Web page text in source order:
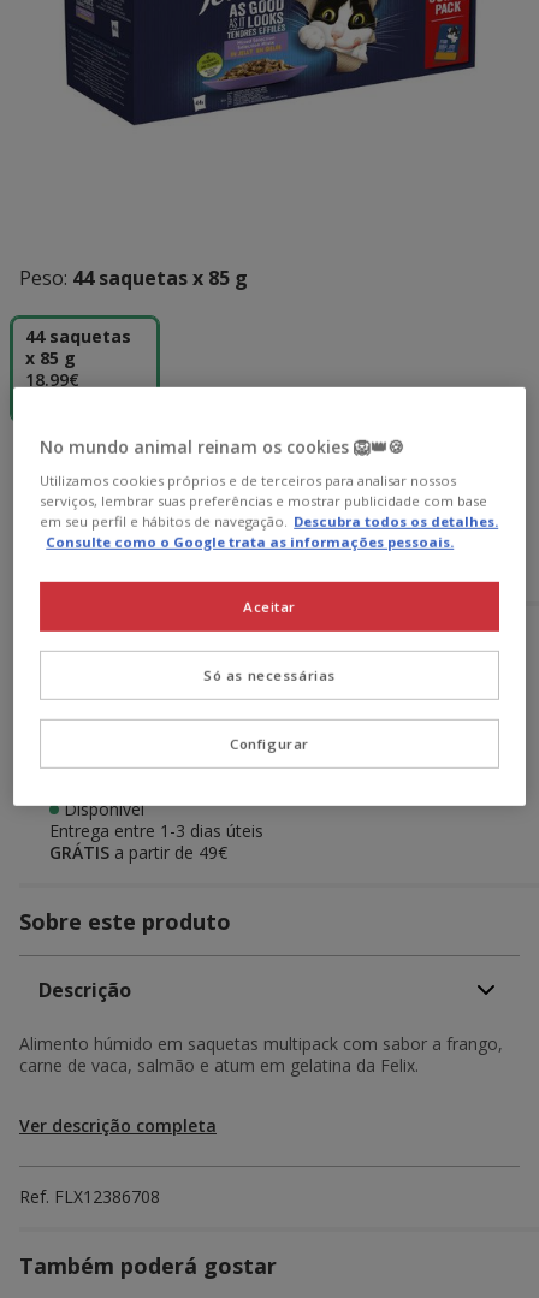
Peso: 44 saquetas x 85 g
44 saquetas
x 85 g
18.99€
18.99€
Adicionar ao carrinho
Opções de envio Ver detalhes
Recolha em loja com Click & Collect
Disponível
Recolha a sua encomenda em 2h em lojas selecionadas
com presente!
Disponível
Entrega entre 1-3 dias úteis
GRÁTIS a partir de 49€
Sobre este produto
Descrição
Alimento húmido em saquetas multipack com sabor a frango,
carne de vaca, salmão e atum em gelatina da Felix.
Ver descrição completa
Ref. FLX12386708
Também poderá gostar
No mundo animal reinam os cookies 🦁👑🍪
Utilizamos cookies próprios e de terceiros para analisar nossos
serviços, lembrar suas preferências e mostrar publicidade com base
em seu perfil e hábitos de navegação. Descubra todos os detalhes.
Consulte como o Google trata as informações pessoais.
Só as necessárias
Aceitar
Configurar